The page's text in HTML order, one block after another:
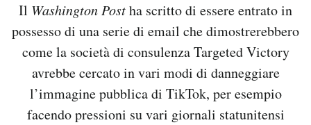
Esci
Il Washington Postha scritto di essere entrato in
possesso di una serie di email che dimostrerebbero
come la società di consulenza Targeted Victory
avrebbe cercato in vari modi di danneggiare
l’immagine pubblica di TikTok, per esempio
facendo pressioni su vari giornali statunitensi